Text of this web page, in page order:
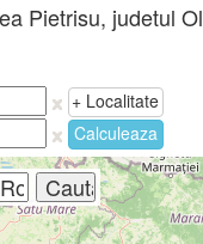
Pietrisu, judetul
+ Localitate
Calculeaza